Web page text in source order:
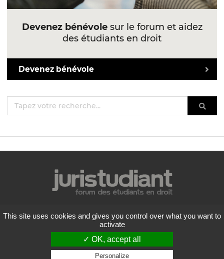
Devenez bénévolesur le forum et aidez
des étudiants en droit
Devenez bénévole
Mentions légales
Politique de confidentialité
Conditions générales d'utilisation
Liste des forums
Contactez-nous
This site uses cookies and gives you control over what you want to
activate
✓ OK, accept all
Personalize